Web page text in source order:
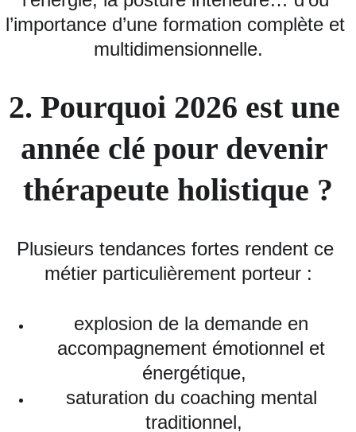
l’importance d’une formation complète et
multidimensionnelle.
2. Pourquoi 2026 est une
année clé pour devenir
thérapeute holistique ?
Plusieurs tendances fortes rendent ce
métier particulièrement porteur :
explosion de la demande en
accompagnement émotionnel et
énergétique,
saturation du coaching mental
traditionnel,